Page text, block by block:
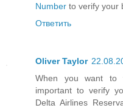
Number to verify your
Ответить
Oliver Taylor
When you want to
important to verify
Delta Airlines